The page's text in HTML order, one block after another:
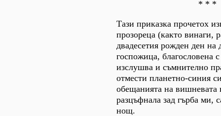
* * *
Тази приказка прочетох
прозореца (както винаги,
двадесетия рожден ден на
госпожица, благословена
изслушва и съмнително
отмести планетно-синия
обещанията на вишневата
разцъфнала зад гърба ми,
нощ.